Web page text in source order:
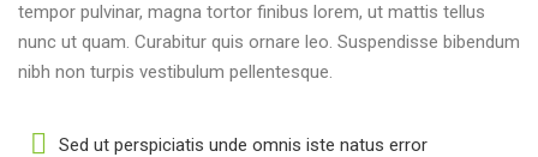
tempor pulvinar, magna tortor finibus lorem, ut mattis tellus
nunc ut quam. Curabitur quis ornare leo. Suspendisse bibendum
nibh non turpis vestibulum pellentesque.
Sed ut perspiciatis unde omnis iste natus error